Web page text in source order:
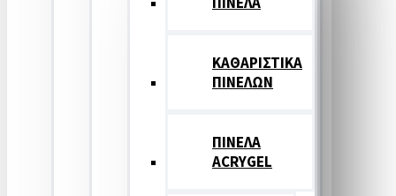
ΚΑΘΑΡΙΣΤΙΚΑ
ΠΙΝΕΛΩΝ
ΠΙΝΕΛΑ
ACRYGEL